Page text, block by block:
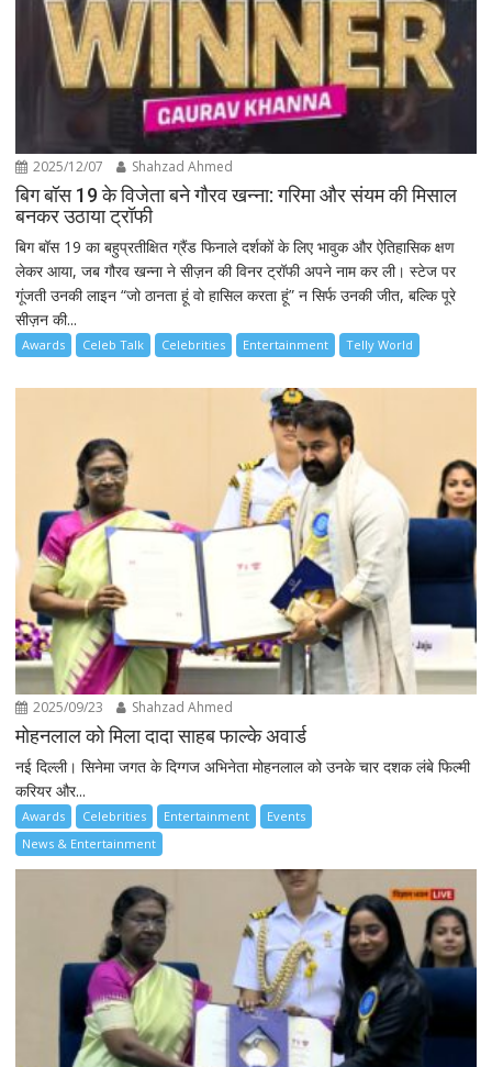
2025/12/07 Shahzad Ahmed
बिग बॉस 19 के विजेता बने गौरव खन्ना: गरिमा और संयम की मिसाल
बनकर उठाया ट्रॉफी
बिग बॉस 19 का बहुप्रतीक्षित ग्रैंड फिनाले दर्शकों के लिए भावुक और ऐतिहासिक क्षण
लेकर आया, जब गौरव खन्ना ने सीज़न की विनर ट्रॉफी अपने नाम कर ली। स्टेज पर
गूंजती उनकी लाइन “जो ठानता हूं वो हासिल करता हूं” न सिर्फ उनकी जीत, बल्कि पूरे
सीज़न की...
Awards Celeb Talk Celebrities Entertainment Telly World
2025/09/23 Shahzad Ahmed
मोहनलाल को मिला दादा साहब फाल्के अवार्ड
नई दिल्ली। सिनेमा जगत के दिग्गज अभिनेता मोहनलाल को उनके चार दशक लंबे फिल्मी
करियर और...
Awards Celebrities Entertainment
Events
News & Entertainment